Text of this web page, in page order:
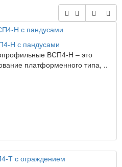
Н с пандусами
ВСП4-Н – это
платформенного типа, ..